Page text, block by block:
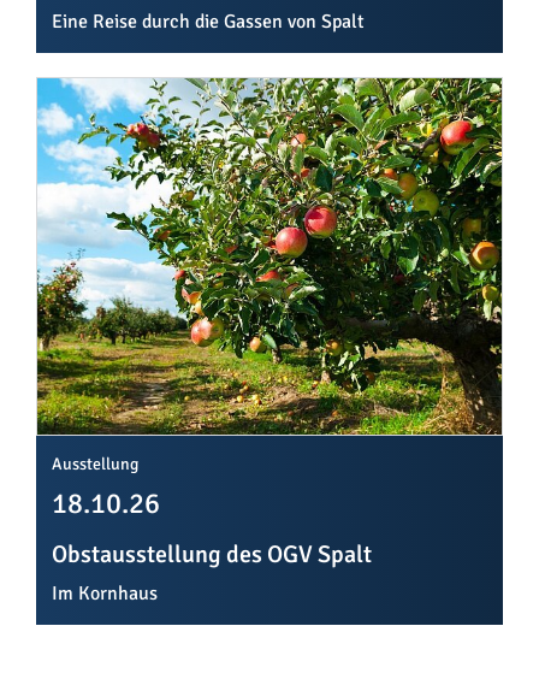
Eine Reise durch die Gassen von Spalt
Ausstellung
18.10.26
Obstausstellung des OGV Spalt
Im Kornhaus